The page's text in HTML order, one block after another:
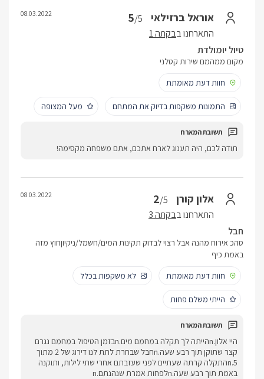
אוראל ברזילאי 5/5
התארחנו בבקתה 1
08.03.2022
טיול יומולדת
מקום ממהמם שירות קטלני
חוות דעת מאומתת
התמונות משקפות בדיוק את המתחם מעל המצופה
תודה לכם, היה תענוג לארח אתכם, אתם משפחה מקסימה!
אלון קורן 2/5
התארחנו בבקתה 3
08.03.2022
חבל
סהכ אירוח מהנה אבל רצוי לבדוק תקינות המים/חשמל/ניקיוןחוץ מזה
באמת כיף
חוות דעת מאומתת
לא משקפות בכלל
הייתי משלם פחות
היי אלון.nהייתה לך תקלה במחמם מים.nבזמן הטיפול במחמם נגרם
קצר שתוקן תוך רבע שעה.nחבל שבחרת לתת לנו דירוג של 2 מתוך
5.nהתקלה קרתה שעתיים לפני שעזבתם אחרי שתי לילות, ותוקנה
באמת תוך רבע שעה.nלפחות אמרת שנהנתם.n